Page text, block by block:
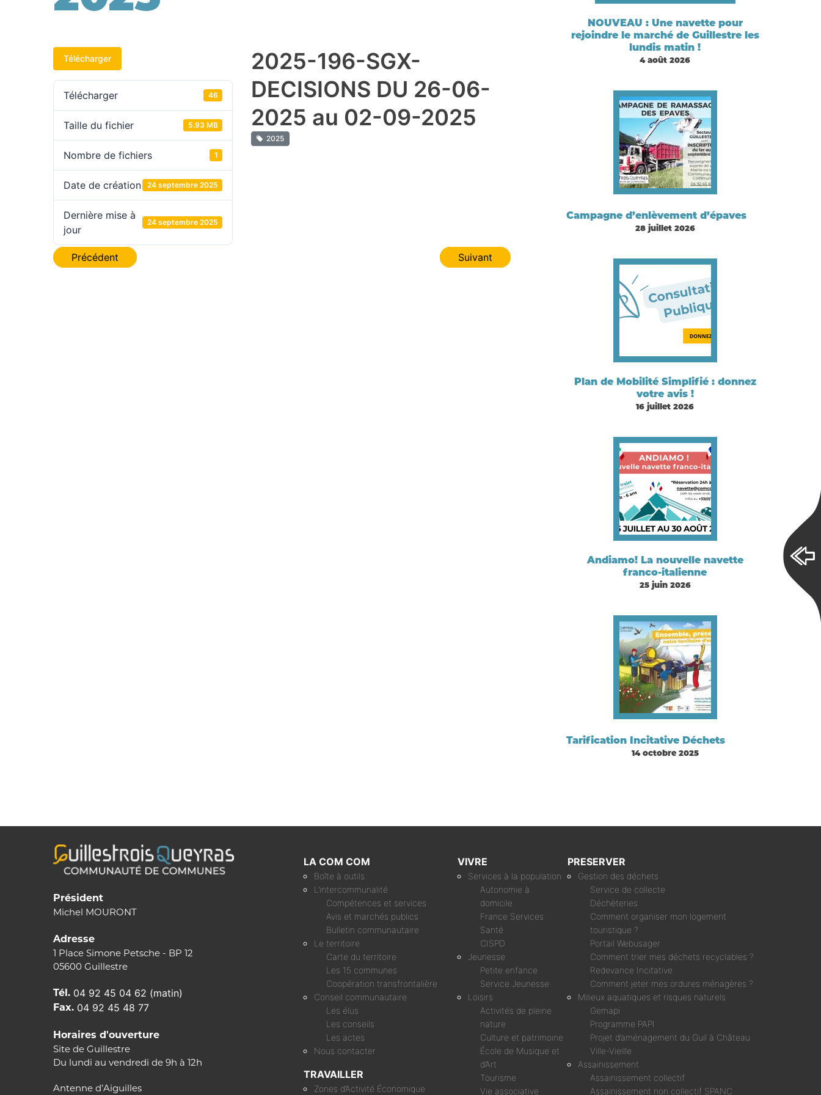
Télécharger
Télécharger 46
Taille du fichier 5.93 MB
Nombre de fichiers 1
Date de création 24 septembre 2025
Dernière mise à
jour
24 septembre 2025
2025-196-SGX-
DECISIONS DU 26-06-
2025 au 02-09-2025
2025
Navigation
Précédent Suivant
NOUVEAU : Une navette pour
rejoindre le marché de Guillestre les
lundis matin !
4 août 2026
Campagne d’enlèvement d’épaves
28 juillet 2026
Plan de Mobilité Simplifié : donnez
votre avis !
16 juillet 2026
Andiamo! La nouvelle navette
franco-italienne
25 juin 2026
Tarification Incitative Déchets
14 octobre 2025
Président
Michel MOURONT
Adresse
1 Place Simone Petsche - BP 12
05600 Guillestre
Tél. 04 92 45 04 62 (matin)
Fax. 04 92 45 48 77
Horaires d'ouverture
Site de Guillestre
Du lundi au vendredi de 9h à 12h
Antenne d’Aiguilles
LA COM COM
Boîte à outils
L’intercommunalité
Compétences et services
Avis et marchés publics
Bulletin communautaire
Le territoire
Carte du territoire
Les 15 communes
Coopération transfrontalière
Conseil communautaire
Les élus
Les conseils
Les actes
Nous contacter
TRAVAILLER
Zones d’Activité Économique
VIVRE
Services à la population
Autonomie à
domicile
France Services
Santé
CISPD
Jeunesse
Petite enfance
Service Jeunesse
Loisirs
Activités de pleine
nature
Culture et patrimoine
École de Musique et
d’Art
Tourisme
Vie associative
PRESERVER
Gestion des déchets
Service de collecte
Déchèteries
Comment organiser mon logement
touristique ?
Portail Webusager
Comment trier mes déchets recyclables ?
Redevance Incitative
Comment jeter mes ordures ménagères ?
Milieux aquatiques et risques naturels
Gemapi
Programme PAPI
Projet d’aménagement du Guil à Château
Ville-Vieille
Assainissement
Assainissement collectif
Assainissement non collectif SPANC